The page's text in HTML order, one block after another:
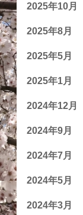
2025年10月
2025年8月
2025年5月
2025年1月
2024年12月
2024年9月
2024年7月
2024年5月
2024年3月